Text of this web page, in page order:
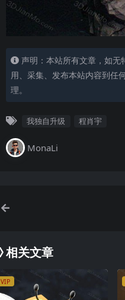
声明：本站所有文章，如无
用、采集、发布本站内容到任
理。
我独自升级 程肖宇
MonaLi
相关文章
VIP